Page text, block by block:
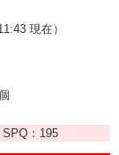
現在）
SPQ： 195